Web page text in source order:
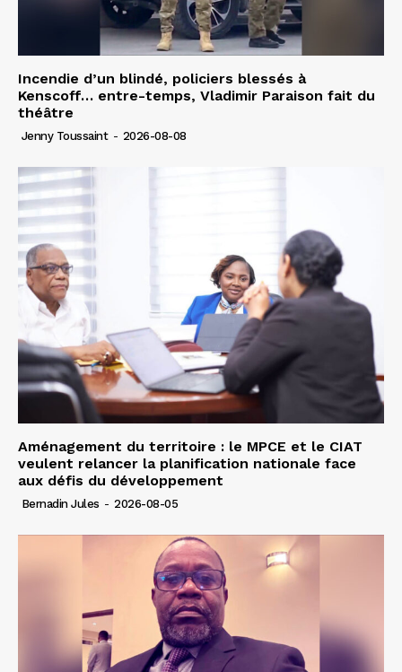
Incendie d’un blindé, policiers blessés à
Kenscoff… entre-temps, Vladimir Paraison fait du
théâtre
Jenny Toussaint - 2026-08-08
Aménagement du territoire : le MPCE et le CIAT
veulent relancer la planification nationale face
aux défis du développement
Bernadin Jules - 2026-08-05